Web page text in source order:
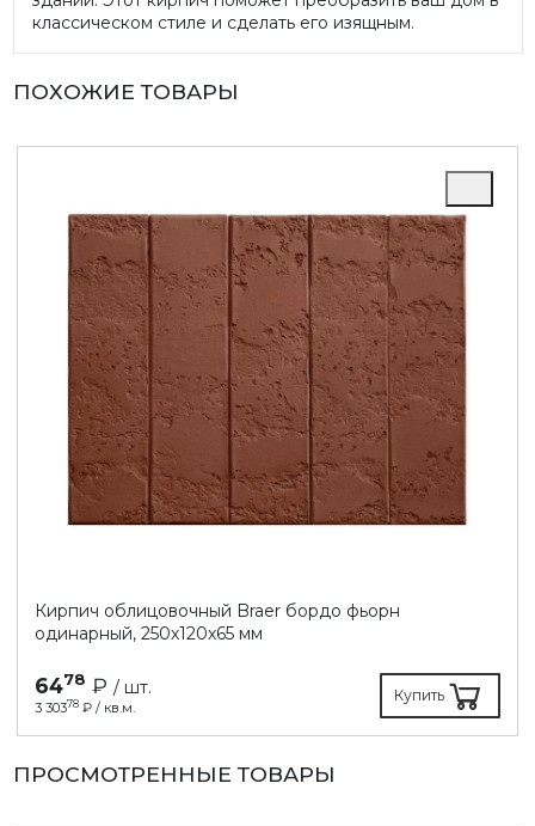
классическом стиле и сделать его изящным.
ПОХОЖИЕ ТОВАРЫ
Кирпич облицовочный Braer бордо фьорн
одинарный, 250х120х65 мм
6478 ₽ / шт.
3 30378 ₽ / кв.м.
Купить
ПРОСМОТРЕННЫЕ ТОВАРЫ